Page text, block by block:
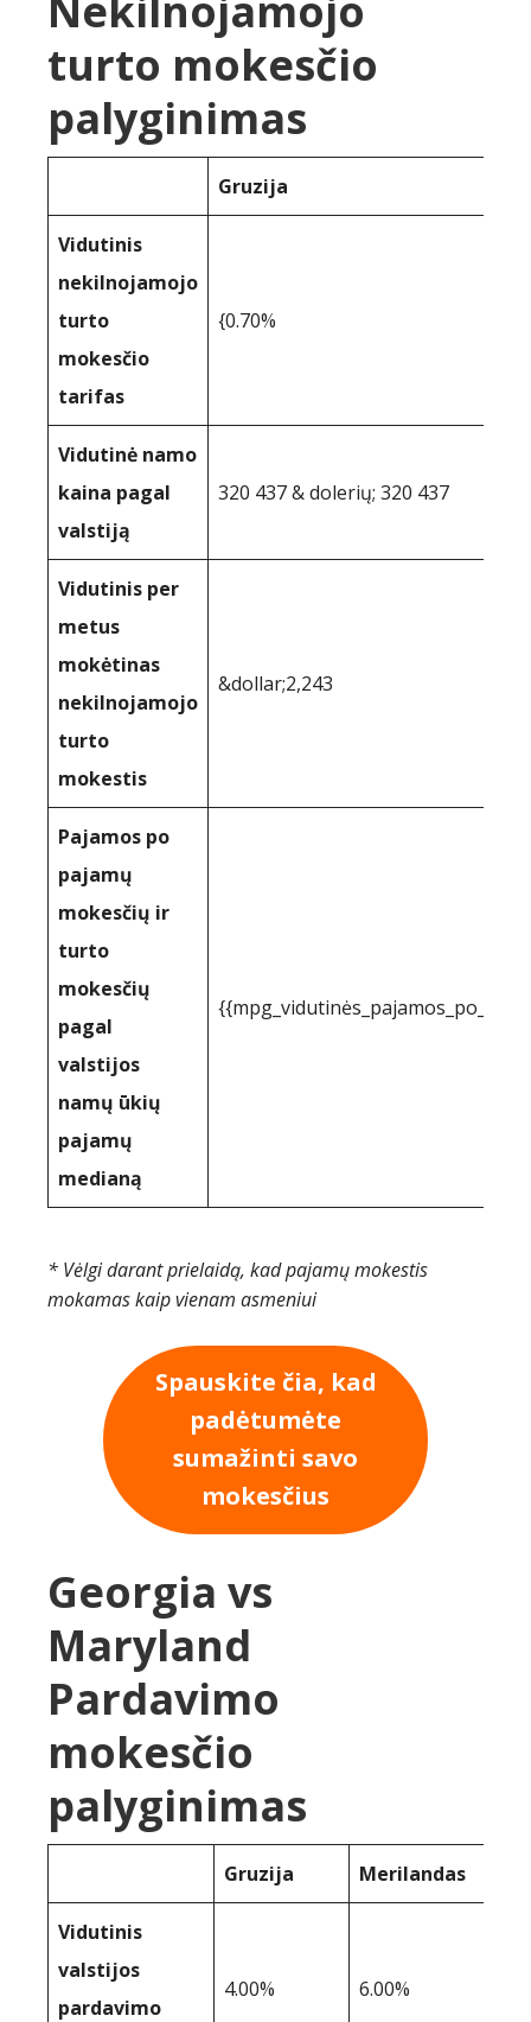
turto mokesčio
palyginimas
Gruzija
Vidutinis
nekilnojamojo
turto
mokesčio
tarifas
{0.70%
Vidutinė namo
kaina pagal
valstiją
320 437 & dolerių; 320 437
Vidutinis per
metus
mokėtinas
nekilnojamojo
turto
mokestis
&dollar;2,243
Pajamos po
pajamų
mokesčių ir
turto
mokesčių
pagal
valstijos
namų ūkių
pajamų
medianą
* Vėlgi darant prielaidą, kad pajamų mokestis
mokamas kaip vienam asmeniui
Spauskite čia, kad
padėtumėte
sumažinti savo
mokesčius
Georgia vs
Maryland
Pardavimo
mokesčio
palyginimas
Gruzija Merilandas
Vidutinis
valstijos
pardavimo
4.00% 6.00%